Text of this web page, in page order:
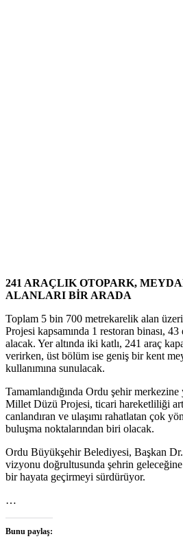
241 ARAÇLIK OTOPARK,
ALANLARI BİR ARADA
Toplam 5 bin 700 metrekarelik alan
Projesi kapsamında 1 restoran binası,
alacak. Yer altında iki katlı, 241 araç
verirken, üst bölüm ise geniş bir kent
kullanımına sunulacak.
Tamamlandığında Ordu şehir
Millet Düzü Projesi, ticari hareketliliği
canlandıran ve ulaşımı rahatlatan çok
buluşma noktalarından biri olacak.
Ordu Büyükşehir Belediyesi, Başkan
vizyonu doğrultusunda şehrin
bir hayata geçirmeyi sürdürüyor.
…
Bunu paylaş: